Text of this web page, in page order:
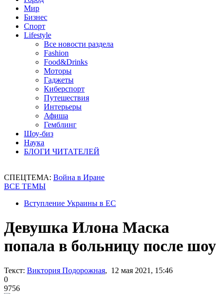
Мир
Бизнес
Спорт
Lifestyle
Все новости раздела
Fashion
Food&Drinks
Моторы
Гаджеты
Киберспорт
Путешествия
Интерьеры
Афиша
Гемблинг
Шоу-биз
Наука
БЛОГИ ЧИТАТЕЛЕЙ
СПЕЦТЕМА: Война в Иране
ВСЕ ТЕМЫ
Вступление Украины в ЕС
Девушка Илона Маска
попала в больницу после шоу
Текст: Виктория Подорожная, 12 мая 2021, 15:46
0
9756